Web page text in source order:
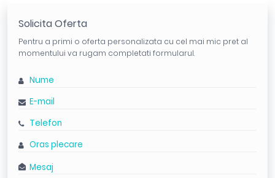
Solicita Oferta
Pentru a primi o oferta personalizata cu cel mai mic pret al
momentului va rugam completati formularul.